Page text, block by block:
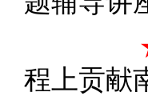
程上贡献